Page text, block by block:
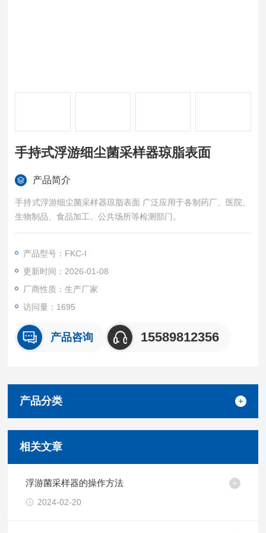
手持式浮游细尘菌采样器琼脂表面
产品简介
手持式浮游细尘菌采样器琼脂表面 广泛应用于各制药厂、医院、
生物制品、食品加工、公共场所等检测部门。
产品型号：FKC-I
更新时间：2026-01-08
厂商性质：生产厂家
访问量：1695
产品咨询 15589812356
产品分类
相关文章
浮游菌采样器的操作方法
2024-02-20